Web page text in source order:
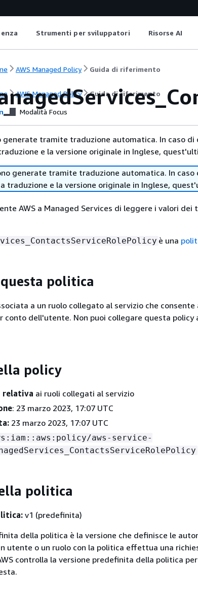
Strumenti per sviluppatori Risorse AI
AWS Managed Policy Guida di riferimento
AWS Managed Policy Guida di riferimento
Modalità Focus
generate tramite traduzione automatica. In caso
e la versione originale in Inglese,
generate tramite traduzione automatica. In
traduzione e la versione originale in Inglese,
AWS a Managed Services di leggere i valori dei
è una
politica
a un ruolo collegato al servizio che consente
conto dell'utente. Non puoi collegare questa
policy
relativa ai ruoli collegati al servizio
: 23 marzo 2023, 17:07 UTC
23 marzo 2023, 17:07 UTC
aws-service-
politica
v1 (predefinita)
della politica è la versione che definisce le
utente o un ruolo con la politica effettua una
controlla la versione predefinita della politica